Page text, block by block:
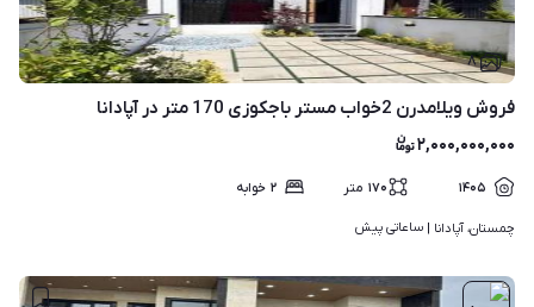
۸
فروش ویلامدرن 2خواب مستر باجکوزی 170 متر در آپادانا
۲,۰۰۰,۰۰۰,۰۰۰
۱۴۰۵ ۱۷۰ متر ۲ خوابه
چمستان، آپادانا | ساعاتی پیش